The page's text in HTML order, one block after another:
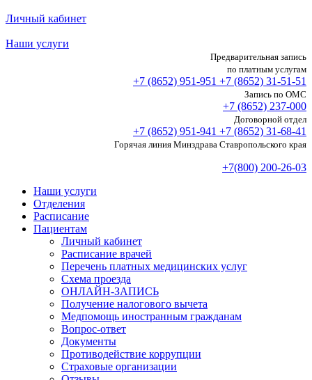
Личный кабинет
Наши услуги
Предварительная запись
по платным услугам
+7 (8652) 951-951 +7 (8652) 31-51-51
Запись по ОМС
+7 (8652) 237-000
Договорной отдел
+7 (8652) 951-941 +7 (8652) 31-68-41
Горячая линия Минздрава Ставропольского края
+7(800) 200-26-03
Наши услуги
Отделения
Расписание
Пациентам
Личный кабинет
Расписание врачей
Перечень платных медицинских услуг
Схема проезда
ОНЛАЙН-ЗАПИСЬ
Получение налогового вычета
Медпомощь иностранным гражданам
Вопрос-ответ
Документы
Противодействие коррупции
Страховые организации